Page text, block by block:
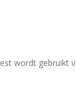
wordt gebruikt